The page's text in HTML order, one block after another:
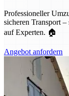
Professioneller
sicheren Transport –
auf Experten. 🏠
Angebot anfordern